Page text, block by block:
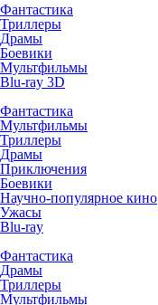
Фантастика
Триллеры
Драмы
Боевики
Мультфильмы
Blu-ray 3D
Фантастика
Мультфильмы
Триллеры
Драмы
Приключения
Боевики
Научно-популярное кино
Ужасы
Blu-ray
Фантастика
Драмы
Триллеры
Мультфильмы